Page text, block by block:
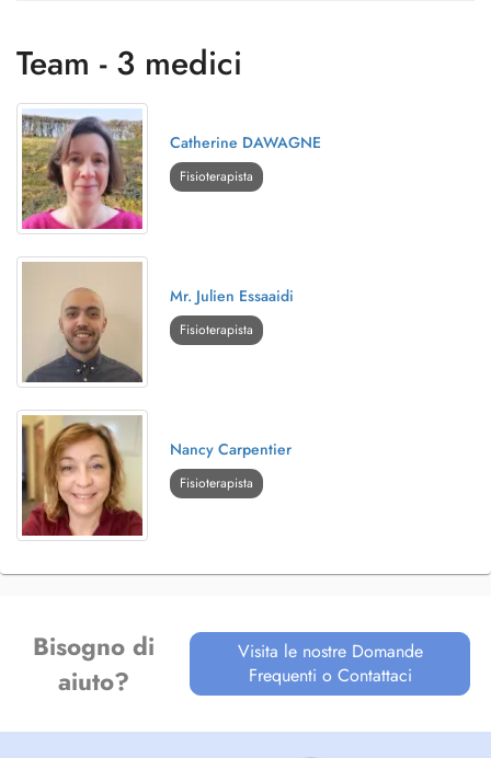
Team - 3 medici
Catherine DAWAGNE
Fisioterapista
Mr. Julien Essaaidi
Fisioterapista
Nancy Carpentier
Fisioterapista
Bisogno di
aiuto?
Visita le nostre Domande
Frequenti o Contattaci